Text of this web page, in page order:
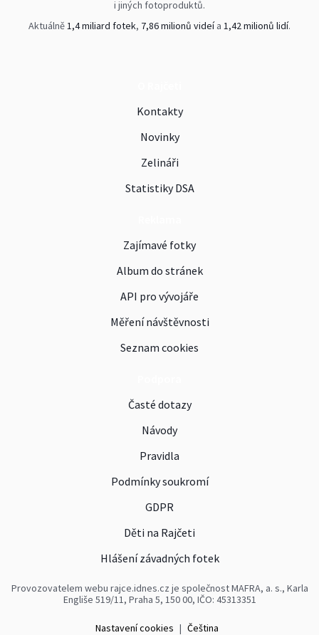
i jiných fotoproduktů.
Aktuálně1,4 miliard fotek, 7,86 milionů videía 1,42 milionů lidí.
Kontakty
Novinky
Zelináři
Statistiky DSA
Zajímavé fotky
Album do stránek
API pro vývojáře
Měření návštěvnosti
Seznam cookies
Časté dotazy
Návody
Pravidla
Podmínky soukromí
GDPR
Děti na Rajčeti
Hlášení závadných fotek
Provozovatelem webu rajce.idnes.cz je společnost MAFRA, a. s., Karla
Engliše 519/11, Praha 5, 150 00, IČO: 45313351
Nastavení cookies | Čeština